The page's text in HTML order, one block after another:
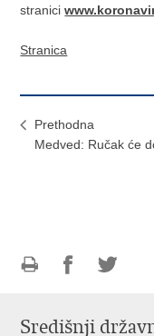
stranici
Stranica
Prethodna
Medved: Ručak će
FacebookuTwitteru
Središnji